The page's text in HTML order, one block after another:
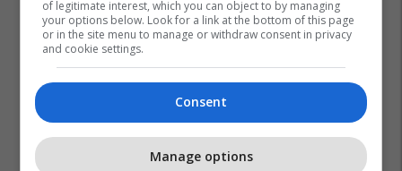
of legitimate interest, which you can object to by managing
your options below. Look for a link at the bottom of this page
or in the site menu to manage or withdraw consent in privacy
and cookie settings.
Consent
Manage options